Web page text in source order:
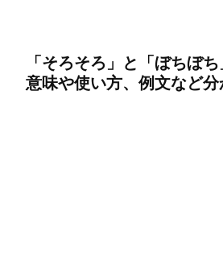
「そろそろ」と「ぼちぼ
意味や使い方、例文など